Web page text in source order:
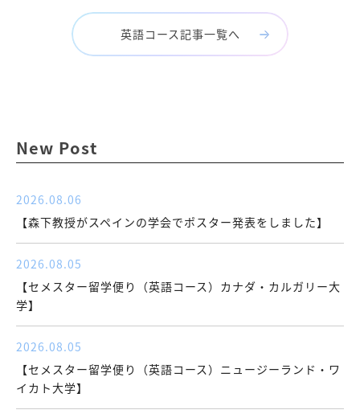
英語コース記事一覧へ
New Post
2026.08.06
【森下教授がスペインの学会でポスター発表をしました】
2026.08.05
【セメスター留学便り（英語コース）カナダ・カルガリー大
学】
2026.08.05
【セメスター留学便り（英語コース）ニュージーランド・ワ
イカト大学】